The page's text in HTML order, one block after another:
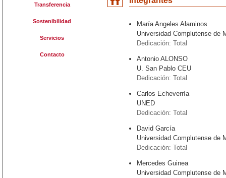
Transferencia
Sostenibilidad
Servicios
Contacto
María Angeles Alaminos
Universidad Complutense de
Dedicación: Total
Antonio ALONSO
U. San Pablo CEU
Dedicación: Total
Carlos Echeverría
UNED
Dedicación: Total
David García
Universidad Complutense de
Dedicación: Total
Mercedes Guinea
Universidad Complutense de